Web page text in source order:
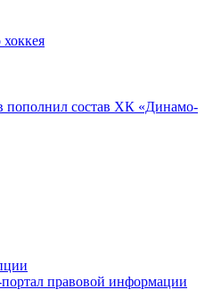
состав ХК «Динамо-
правовой информации